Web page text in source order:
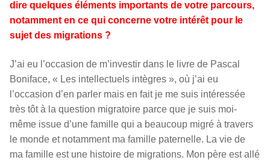
dire quelques éléments importants de votre parcours,
notamment en ce qui concerne votre intérêt pour le
sujet des migrations ?
J’ai eu l’occasion de m’investir dans le livre de Pascal
Boniface, « Les intellectuels intègres », où j’ai eu
l’occasion d’en parler mais en fait je me suis intéressée
très tôt à la question migratoire parce que je suis moi-
même issue d’une famille qui a beaucoup migré à travers
le monde et notamment ma famille paternelle. La vie de
ma famille est une histoire de migrations. Mon père est allé